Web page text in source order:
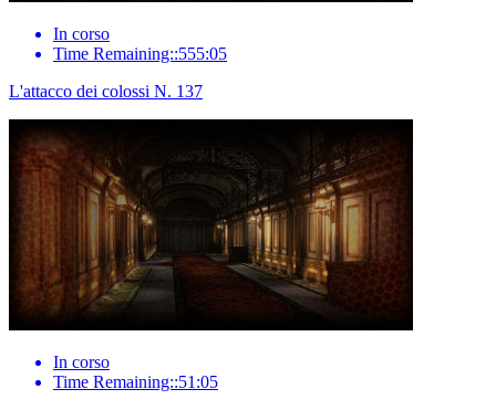
In corso
Time Remaining::555:05
L'attacco dei colossi N. 137
In corso
Time Remaining::51:05